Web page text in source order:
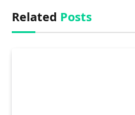
Related Posts